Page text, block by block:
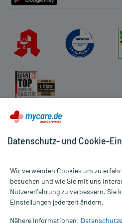
Alle Preise gelten inkl. MwSt., ggf.
Informationen auf dieser Website
Datenschutz- und Cookie-
Wir verwenden Cookies um zu
besuchen und wie Sie mit uns
Nutzererfahrung zu verbessern. Sie
Einstellungen jederzeit ändern.
Nähere Informationen: